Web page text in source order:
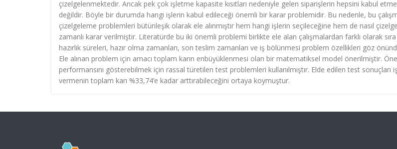
çizelgelenmektedir. Ancak pek çok işletme kapasite kısıtları nedeniyle gelen siparişlerin hepsini kabul
değildir. Böyle bir durumda hangi işlerin kabul edileceği önemli bir karar problemidir. Bu nedenle, bu
çizelgeleme problemleri bütünleşik olarak ele alınmıştır hem hangi işlerin seçileceğine hem de nasıl
zamanlı karar verilmiştir. Literatürde bu iki önemli problemi birlikte ele alan çalışmalardan farklı olarak sıra
hazırlık süreleri, hazır olma zamanları, son teslim zamanları ve iş bölünmesi problem özellikleri göz
Ele alınan problem için amacı toplam karın enbüyüklenmesi olan bir matematiksel model önerilmiştir.
performansını gösterebilmek için rassal türetilen test problemleri kullanılmıştır. Elde edilen test sonuçları
vermenin toplam karı %33,74’e kadar arttırabileceğini ortaya koymuştur.